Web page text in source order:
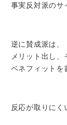
事実反対派のサ
逆に賛成派は、
メリット出し、
ベネフィットを
反応が取りにく